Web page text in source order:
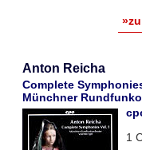
Anton Reicha
Complete
Münchner
1